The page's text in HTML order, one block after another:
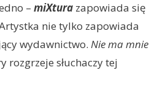
– miXturazapowiada się
nie tylko zapowiada
wydawnictwo. Nie ma mnie
rozgrzeje słuchaczy tej